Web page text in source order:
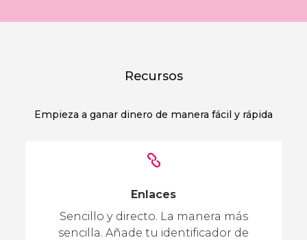
Recursos
Empieza a ganar dinero de manera fácil y rápida
Enlaces
Sencillo y directo. La manera más
sencilla. Añade tu identificador de